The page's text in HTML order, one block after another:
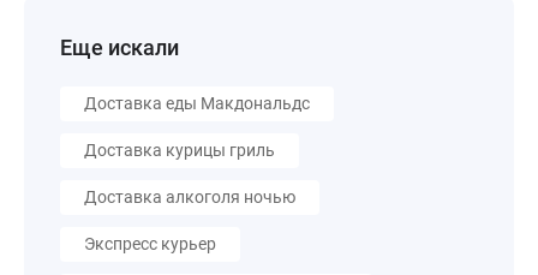
Еще искали
Доставка еды Макдональдс
Доставка курицы гриль
Доставка алкоголя ночью
Экспресс курьер